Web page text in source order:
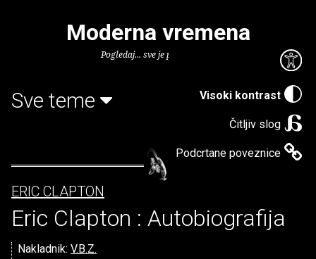
Visoki kontrast
Čitljiv slog
Podcrtane poveznice
Moderna vremena
Pogledaj... sve je puno knjiga.
Sve teme
ERIC CLAPTON
Eric Clapton : Autobiografija
Nakladnik: V.B.Z.